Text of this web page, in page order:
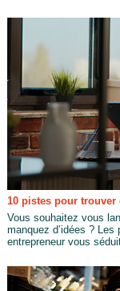
10 pistes pour
Vous souhaitez vous
manquez d’idées ?
entrepreneur vous